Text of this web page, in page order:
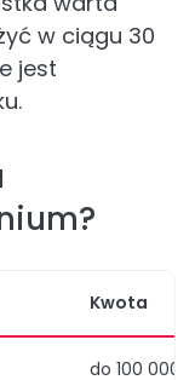
w ciągu 30
jest
Kwota
do 100 000